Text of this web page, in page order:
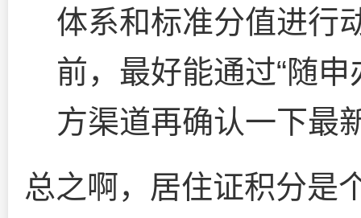
体系和标准分值进行
前，最好能通过“随
方渠道再确认一下最
总之啊，居住证积分是